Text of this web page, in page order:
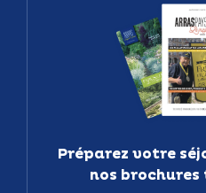
Préparez votre
nos